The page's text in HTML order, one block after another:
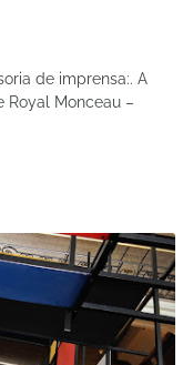
de imprensa:. A
Royal Monceau –